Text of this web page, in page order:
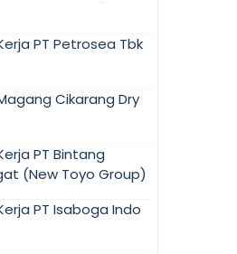
PT Petrosea Tbk
Cikarang Dry
PT Bintang
(New Toyo Group)
PT Isaboga Indo